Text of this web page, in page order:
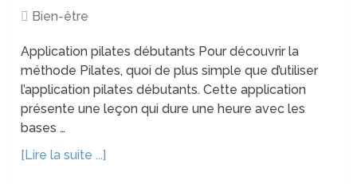
Bien-être
Application pilates débutants Pour découvrir la
méthode Pilates, quoi de plus simple que d’utiliser
l’application pilates débutants. Cette application
présente une leçon qui dure une heure avec les
bases …
[Lire la suite ...]